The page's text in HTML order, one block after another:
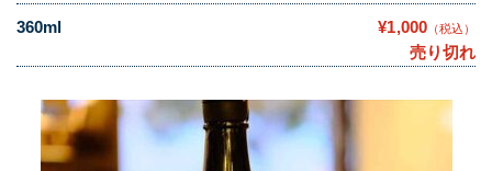
360ml
¥1,000 （税込）
売り切れ